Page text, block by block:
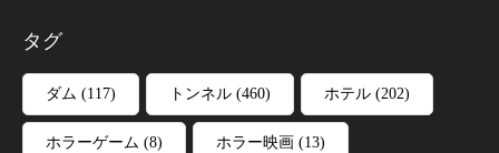
タグ
ダム (117) トンネル (460) ホテル (202)
ホラーゲーム (8) ホラー映画 (13)